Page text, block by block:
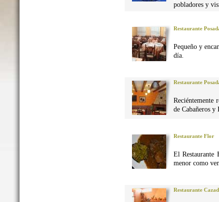
pobladores y
Restaurante
Pequeño y
día.
Restaurante
Reciéntemente
de Cabañeros y
Restaurante Flor
El Restaurante
menor como
Restaurante